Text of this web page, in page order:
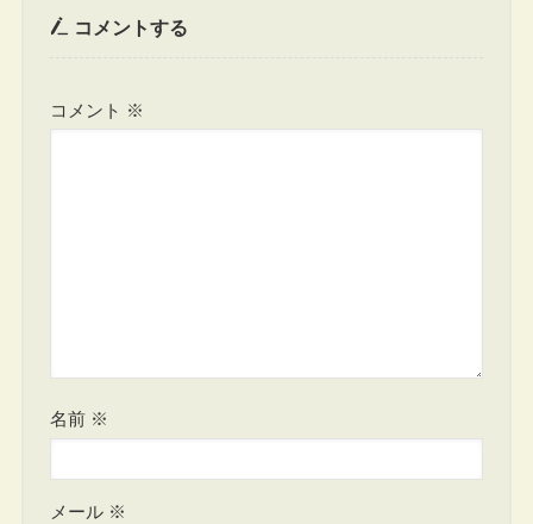
コメントする
コメント ※
名前 ※
メール ※